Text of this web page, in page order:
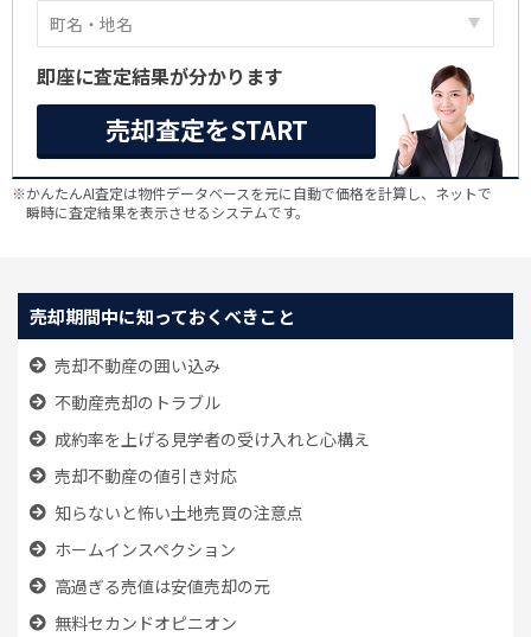
即座に査定結果が分かります
売却査定をSTART
※かんたんAI査定は物件データベースを元に自動で価格を計算し、ネットで
瞬時に査定結果を表示させるシステムです。
売却期間中に知っておくべきこと
売却不動産の囲い込み
不動産売却のトラブル
成約率を上げる見学者の受け入れと心構え
売却不動産の値引き対応
知らないと怖い土地売買の注意点
ホームインスペクション
高過ぎる売値は安値売却の元
無料セカンドオピニオン